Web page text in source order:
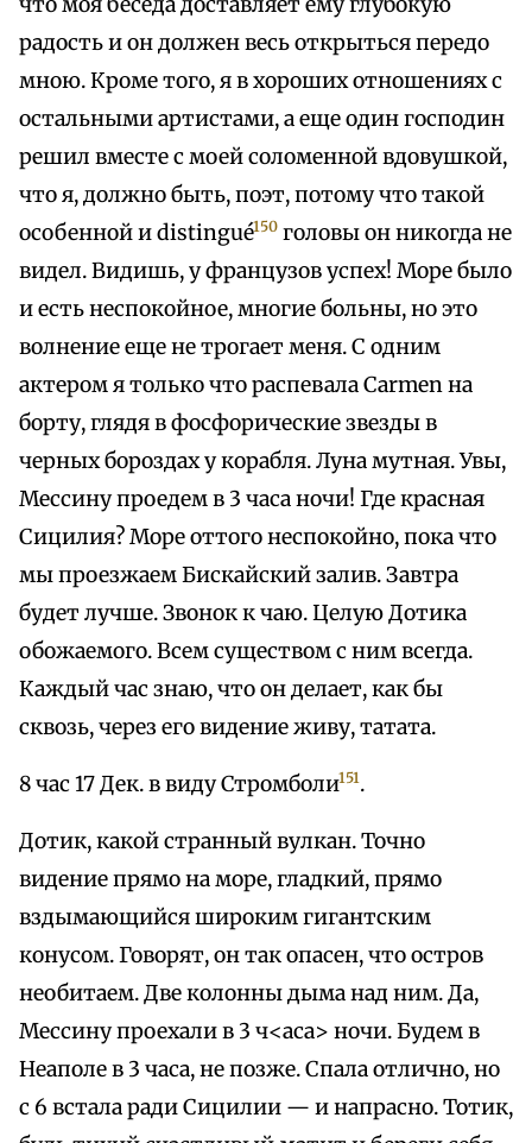
радость и он должен весь открыться передо
мною. Кроме того, я в хороших отношениях с
остальными артистами, а еще один господин
решил вместе с моей соломенной вдовушкой,
что я, должно быть, поэт, потому что такой
особенной и distingué150 головы он никогда не
видел. Видишь, у французов успех! Море было
и есть неспокойное, многие больны, но это
волнение еще не трогает меня. С одним
актером я только что распевала Carmen на
борту, глядя в фосфорические звезды в
черных бороздах у корабля. Луна мутная. Увы,
Мессину проедем в 3 часа ночи! Где красная
Сицилия? Море оттого неспокойно, пока что
мы проезжаем Бискайский залив. Завтра
будет лучше. Звонок к чаю. Целую Дотика
обожаемого. Всем существом с ним всегда.
Каждый час знаю, что он делает, как бы
сквозь, через его видение живу, татата.
8 час 17 Дек. в виду Стромболи151.
Дотик, какой странный вулкан. Точно
видение прямо на море, гладкий, прямо
вздымающийся широким гигантским
конусом. Говорят, он так опасен, что остров
необитаем. Две колонны дыма над ним. Да,
Мессину проехали в 3 ч<аса> ночи. Будем в
Неаполе в 3 часа, не позже. Спала отлично, но
с 6 встала ради Сицилии — и напрасно. Тотик,